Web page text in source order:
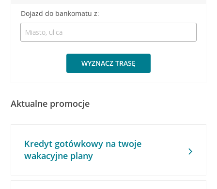
Dojazd do bankomatu z:
WYZNACZ TRASĘ
Aktualne promocje
Kredyt gotówkowy na twoje
wakacyjne plany